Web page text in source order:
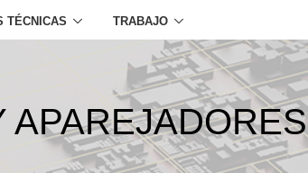
TÉCNICAS TRABAJO
APAREJADORES